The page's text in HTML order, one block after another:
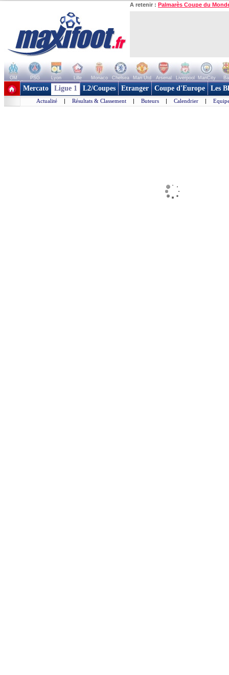
A retenir : Palmarès Coupe du
OM PSG Lyon Lille Monaco Chelsea Man Utd Arsenal Liverpool ManCity
+ de clubs
Mercato Ligue 1 L2/Coupes Etranger Coupe d'Europe Les
Actualité | Résultats & Classement | Buteurs | Calendrier |